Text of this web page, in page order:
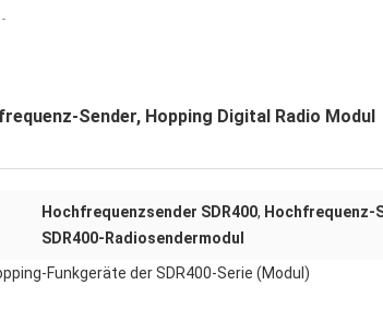
Sender, Hopping Digital Radio Modul
Hochfrequenzsender SDR400, Hochfrequenz-
SDR400-Radiosendermodul
Funkgeräte der SDR400-Serie (Modul)